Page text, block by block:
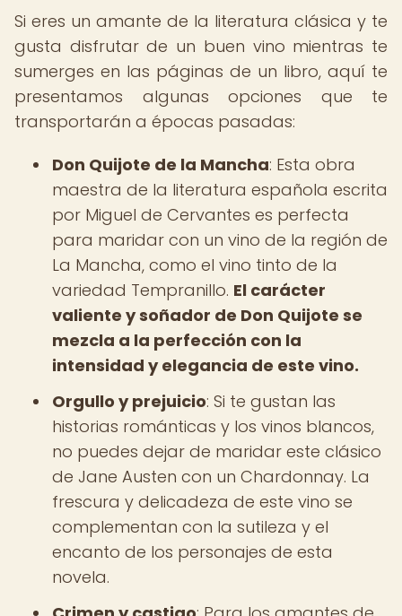
Si eres un amante de la literatura clásica y te
gusta disfrutar de un buen vino mientras te
sumerges en las páginas de un libro, aquí te
presentamos algunas opciones que te
transportarán a épocas pasadas:
Don Quijote de la Mancha: Esta obra
maestra de la literatura española escrita
por Miguel de Cervantes es perfecta
para maridar con un vino de la región de
La Mancha, como el vino tinto de la
variedad Tempranillo. El carácter
valiente y soñador de Don Quijote se
mezcla a la perfección con la
intensidad y elegancia de este vino.
Orgullo y prejuicio: Si te gustan las
historias románticas y los vinos blancos,
no puedes dejar de maridar este clásico
de Jane Austen con un Chardonnay. La
frescura y delicadeza de este vino se
complementan con la sutileza y el
encanto de los personajes de esta
novela.